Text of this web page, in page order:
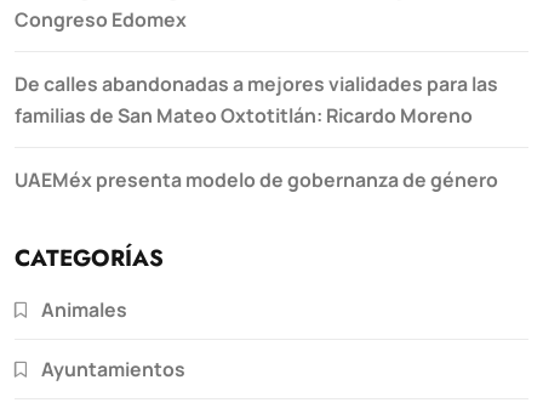
Congreso Edomex
De calles abandonadas a mejores vialidades para las
familias de San Mateo Oxtotitlán: Ricardo Moreno
UAEMéx presenta modelo de gobernanza de género
CATEGORÍAS
Animales
Ayuntamientos